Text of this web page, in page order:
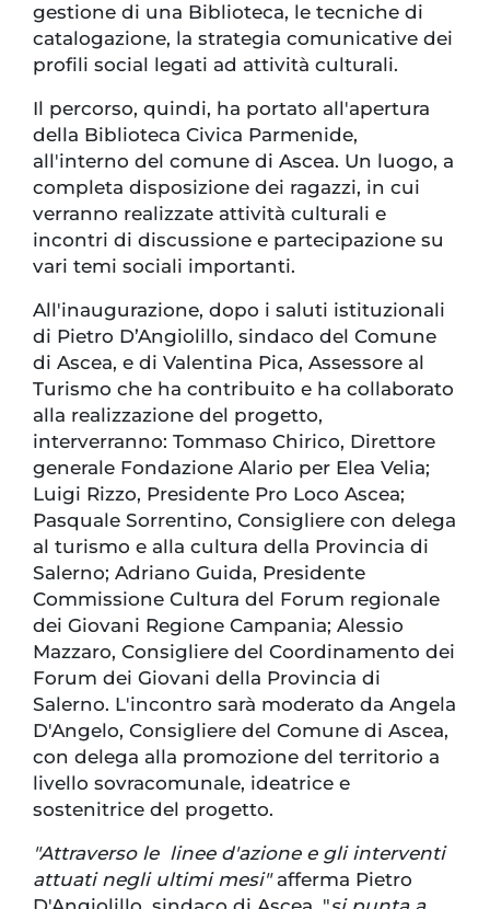
gestione di una Biblioteca, le tecniche di
catalogazione, la strategia comunicative dei
profili social legati ad attività culturali.
Il percorso, quindi, ha portato all'apertura
della Biblioteca Civica Parmenide,
all'interno del comune di Ascea. Un luogo, a
completa disposizione dei ragazzi, in cui
verranno realizzate attività culturali e
incontri di discussione e partecipazione su
vari temi sociali importanti.
All'inaugurazione, dopo i saluti istituzionali
di Pietro D’Angiolillo, sindaco del Comune
di Ascea, e di Valentina Pica, Assessore al
Turismo che ha contribuito e ha collaborato
alla realizzazione del progetto,
interverranno: Tommaso Chirico, Direttore
generale Fondazione Alario per Elea Velia;
Luigi Rizzo, Presidente Pro Loco Ascea;
Pasquale Sorrentino, Consigliere con delega
al turismo e alla cultura della Provincia di
Salerno; Adriano Guida, Presidente
Commissione Cultura del Forum regionale
dei Giovani Regione Campania; Alessio
Mazzaro, Consigliere del Coordinamento dei
Forum dei Giovani della Provincia di
Salerno. L'incontro sarà moderato da Angela
D'Angelo, Consigliere del Comune di Ascea,
con delega alla promozione del territorio a
livello sovracomunale, ideatrice e
sostenitrice del progetto.
"Attraverso le linee d'azione e gli interventi
attuati negli ultimi mesi"afferma Pietro